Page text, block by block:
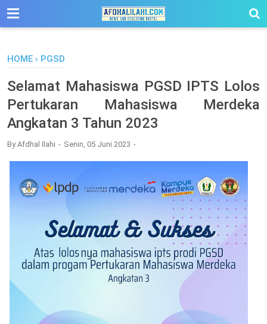
-->
HOME › PGSD
Selamat Mahasiswa PGSD IPTS Lolos
Pertukaran Mahasiswa Merdeka
Angkatan 3 Tahun 2023
ByAfdhal Ilahi Senin, 05 Juni 2023